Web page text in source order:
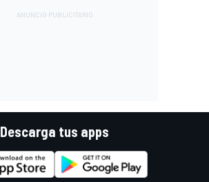
Descarga tus apps